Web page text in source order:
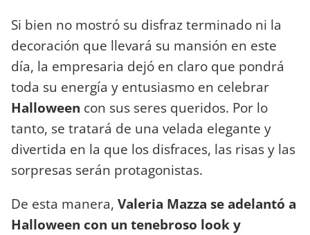
Si bien no mostró su disfraz terminado ni la
decoración que llevará su mansión en este
día, la empresaria dejó en claro que pondrá
toda su energía y entusiasmo en celebrar
Halloween con sus seres queridos. Por lo
tanto, se tratará de una velada elegante y
divertida en la que los disfraces, las risas y las
sorpresas serán protagonistas.
De esta manera, Valeria Mazza se adelantó a
Halloween con un tenebroso look y